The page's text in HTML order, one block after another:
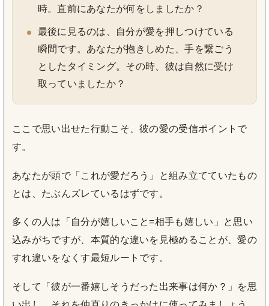
時。直前にあなたが何をしましたか？
最後に見るのは、自分が愛を押しつけている
瞬間です。あなたが抱きしめた、手を繋ごう
としたタイミング。その時、彼は自然に受け
取っていましたか？
ここで思い出せた行動こそ、彼の愛の受信ポイントで
す。
あなたが頭で「これが愛だろう」と組み立てていたもの
とは、たぶんズレているはずです。
多くの人は「自分が嬉しいこと=相手も嬉しい」と思い
込みがちですが、本質的な違いを見極めることが、愛の
すれ違いをなくす最短ルートです。
そして「彼が一番嬉しそうだった出来事は何か？」を思